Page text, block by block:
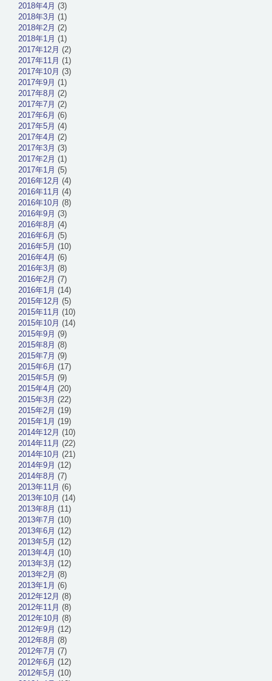
2018年4月 (3)
2018年3月 (1)
2018年2月 (2)
2018年1月 (1)
2017年12月 (2)
2017年11月 (1)
2017年10月 (3)
2017年9月 (1)
2017年8月 (2)
2017年7月 (2)
2017年6月 (6)
2017年5月 (4)
2017年4月 (2)
2017年3月 (3)
2017年2月 (1)
2017年1月 (5)
2016年12月 (4)
2016年11月 (4)
2016年10月 (8)
2016年9月 (3)
2016年8月 (4)
2016年6月 (5)
2016年5月 (10)
2016年4月 (6)
2016年3月 (8)
2016年2月 (7)
2016年1月 (14)
2015年12月 (5)
2015年11月 (10)
2015年10月 (14)
2015年9月 (9)
2015年8月 (8)
2015年7月 (9)
2015年6月 (17)
2015年5月 (9)
2015年4月 (20)
2015年3月 (22)
2015年2月 (19)
2015年1月 (19)
2014年12月 (10)
2014年11月 (22)
2014年10月 (21)
2014年9月 (12)
2014年8月 (7)
2013年11月 (6)
2013年10月 (14)
2013年8月 (11)
2013年7月 (10)
2013年6月 (12)
2013年5月 (12)
2013年4月 (10)
2013年3月 (12)
2013年2月 (8)
2013年1月 (6)
2012年12月 (8)
2012年11月 (8)
2012年10月 (8)
2012年9月 (12)
2012年8月 (8)
2012年7月 (7)
2012年6月 (12)
2012年5月 (10)